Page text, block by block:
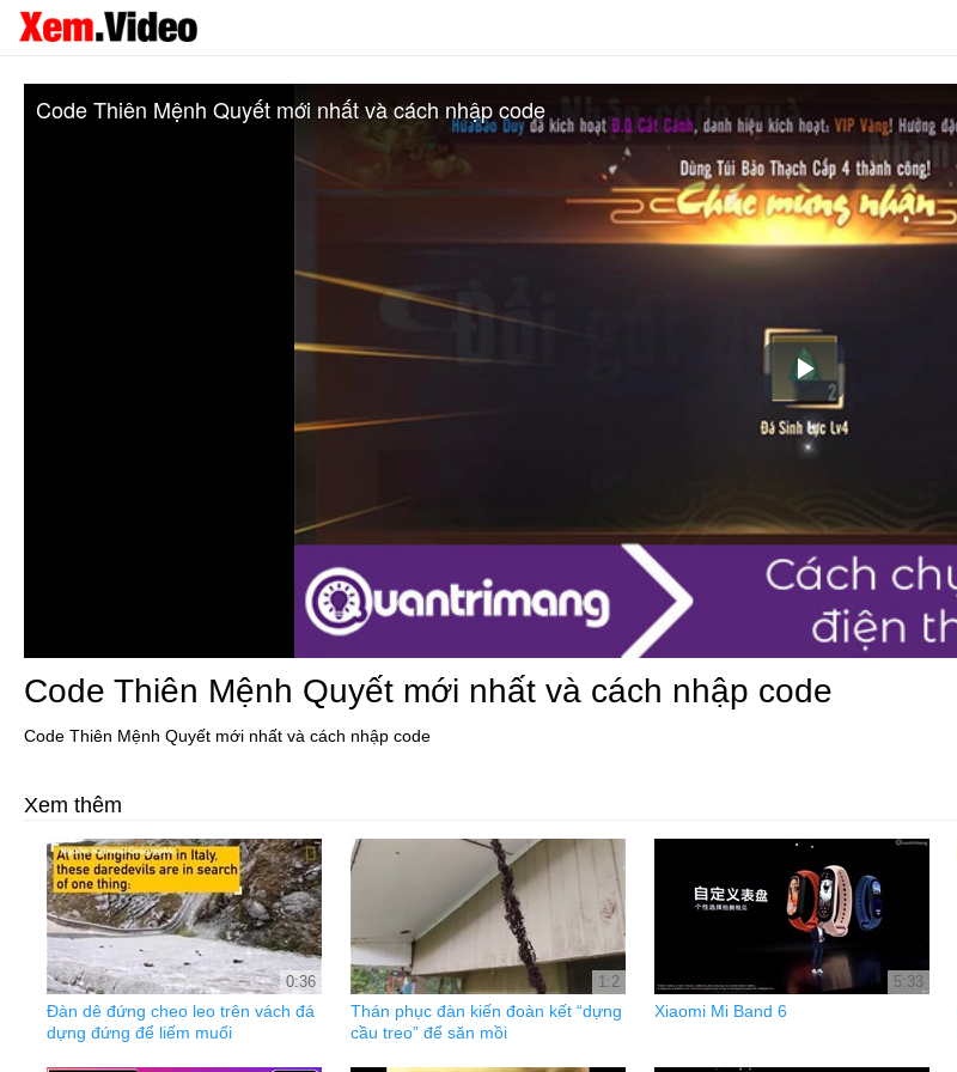
Play
Video
Code Thiên Mệnh Quyết mới nhất và cách nhập code
Code Thiên Mệnh Quyết mới nhất và cách nhập code
Code Thiên Mệnh Quyết mới nhất và cách nhập code
Xem thêm
0:36
Đàn dê đứng cheo leo trên vách đá
dựng đứng để liếm muối
1:2
Thán phục đàn kiến đoàn kết “dựng
cầu treo” để săn mồi
5:33
Xiaomi Mi Band 6